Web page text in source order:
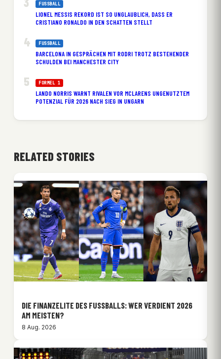
FUSSBALL
LIONEL MESSIS REKORD IST SO UNGLAUBLICH, DASS ER
CRISTIANO RONALDO IN DEN SCHATTEN STELLT
FUSSBALL
BARCELONA IN GESPRÄCHEN MIT RODRI TROTZ BESTEHENDER
SCHULDEN BEI MANCHESTER CITY
FORMEL 1
LANDO NORRIS WARNT RIVALEN VOR MCLARENS UNGENUTZTEM
POTENZIAL FÜR 2026 NACH SIEG IN UNGARN
RELATED STORIES
DIE FINANZELITE DES FUSSBALLS: WER VERDIENT 2026 A
M MEISTEN?
8 Aug. 2026